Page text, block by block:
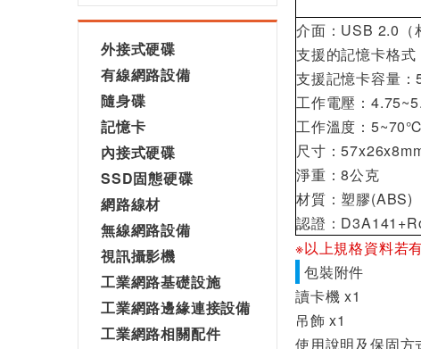
外接式硬碟
有線網路設備
隨身碟
記憶卡
內接式硬碟
SSD固態硬碟
網路線材
無線網路設備
視訊攝影機
工業網路基礎設施
工業網路邊緣連接設備
工業網路相關配件
介面：USB 2.0（
支援的記憶卡格
支援記憶卡容量
工作電壓：
工作溫度：5~70℃
尺寸：
淨重：8公克
材質：塑膠(ABS)
認證：
※以上規格資料若
包裝附件
讀卡機 x1
吊飾 x1
使用說明及保固